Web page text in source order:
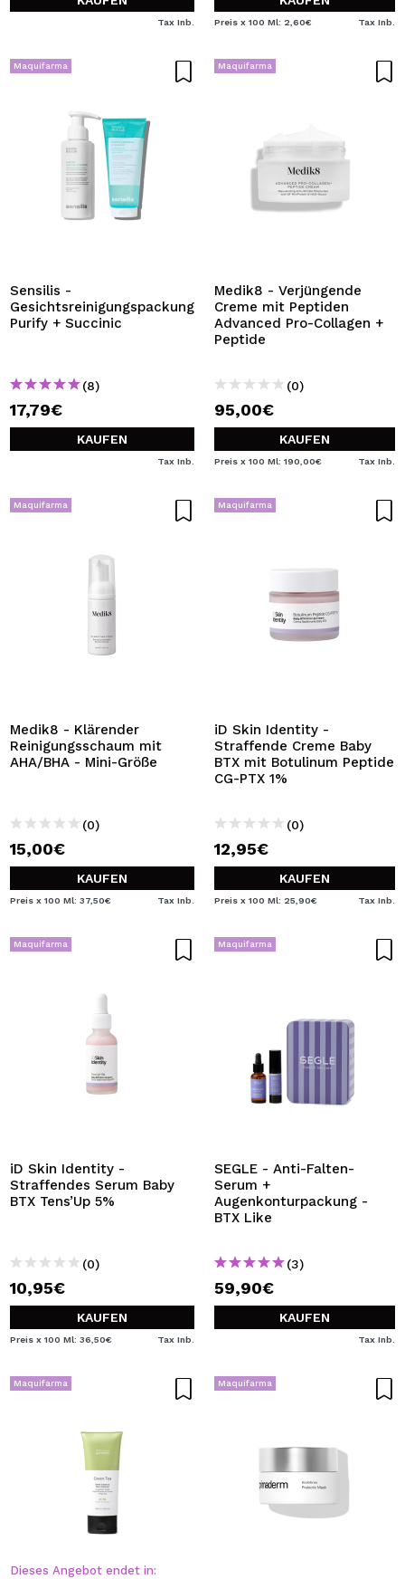
Tax Inb. Preis x 100 Ml: 2,60€ Tax Inb.
Maquifarma
Sensilis -
Gesichtsreinigungspackung
Purify + Succinic
(8)
17,79€
KAUFEN
Tax Inb.
Maquifarma
Medik8 - Verjüngende
Creme mit Peptiden
Advanced Pro-Collagen +
Peptide
(0)
95,00€
KAUFEN
Preis x 100 Ml: 190,00€ Tax Inb.
Maquifarma
Medik8 - Klärender
Reinigungsschaum mit
AHA/BHA - Mini-Größe
(0)
15,00€
KAUFEN
Preis x 100 Ml: 37,50€ Tax Inb.
Maquifarma
iD Skin Identity -
Straffende Creme Baby
BTX mit Botulinum Peptide
CG-PTX 1%
(0)
12,95€
KAUFEN
Preis x 100 Ml: 25,90€ Tax Inb.
Maquifarma
iD Skin Identity -
Straffendes Serum Baby
BTX Tens’Up 5%
(0)
10,95€
KAUFEN
Preis x 100 Ml: 36,50€ Tax Inb.
Maquifarma
SEGLE - Anti-Falten-
Serum +
Augenkonturpackung -
BTX Like
(3)
59,90€
KAUFEN
Tax Inb.
Maquifarma
Dieses Angebot endet in:
Maquifarma